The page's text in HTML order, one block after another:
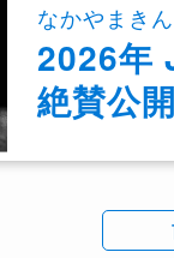
なかやまき
2026年
絶賛公